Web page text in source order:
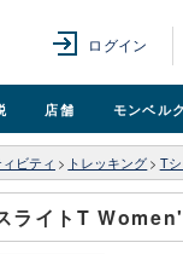
ログイン
店舗 モンベル
ビティ > トレッキング > T
ライトT